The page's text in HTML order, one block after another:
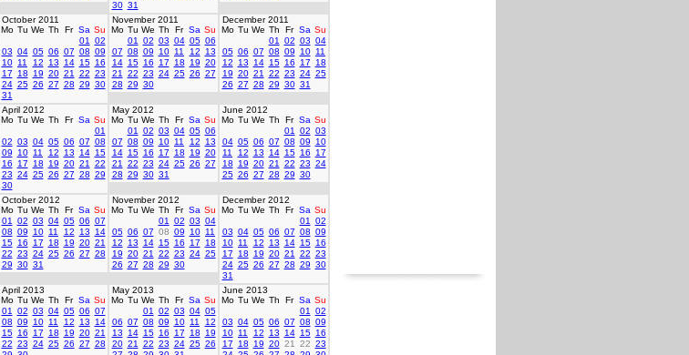
30 31
October 2011
Mo Tu We Th Fr Sa Su
01
02
03 04 05 06 07 08 09
10 11 12 13 14 15 16
17
18 19 20 21 22 23
24 25 26 27 28 29 30
31
November 2011
Mo Tu We Th Fr Sa Su
01
02 03 04 05 06
07 08 09 10 11 12
13
14 15 16 17 18 19 20
21
22 23 24 25 26 27
28 29 30
December 2011
Mo Tu We Th Fr Sa Su
01
02 03 04
05 06 07 08 09 10 11
12
13 14 15 16 17
18
19 20 21 22 23 24 25
26 27 28 29 30 31
April 2012
Mo Tu We Th Fr Sa Su
01
02 03 04 05 06 07 08
09
10 11 12 13 14 15
16
17 18 19 20 21
22
23 24 25 26 27 28 29
30
May 2012
Mo Tu We Th Fr Sa Su
01
02 03 04 05 06
07 08 09 10 11 12
13
14 15 16 17 18 19 20
21
22 23 24 25 26 27
28 29 30 31
June 2012
Mo Tu We Th Fr Sa Su
01
02 03
04 05 06 07 08 09
10
11
12 13 14 15 16
17
18
19 20 21 22 23 24
25 26 27 28 29 30
October 2012
Mo Tu We Th Fr Sa Su
01
02 03 04 05 06 07
08 09 10 11 12 13
14
15 16 17 18 19 20 21
22 23 24 25 26 27 28
29 30 31
November 2012
Mo Tu We Th Fr Sa Su
01
02 03 04
05 06 07 08 09 10 11
12
13 14 15 16 17
18
19 20 21 22 23 24 25
26 27 28 29 30
December 2012
Mo Tu We Th Fr Sa Su
01
02
03 04 05 06 07 08 09
10 11 12 13 14 15 16
17
18 19 20 21 22 23
24 25 26 27 28 29 30
31
April 2013
Mo Tu We Th Fr Sa Su
01
02 03 04 05 06 07
08 09 10 11 12 13
14
15 16 17 18 19 20 21
22 23 24 25 26 27 28
May 2013
Mo Tu We Th Fr Sa Su
01
02 03 04 05
06 07 08 09 10 11
12
13
14 15 16 17 18
19
20 21 22 23 24 25 26
June 2013
Mo Tu We Th Fr Sa Su
01
02
03 04 05 06 07 08 09
10 11 12 13 14 15 16
17
18 19 20 21 22 23